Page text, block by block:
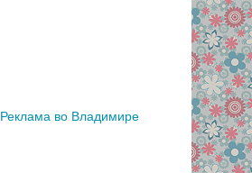
Реклама во Владимире